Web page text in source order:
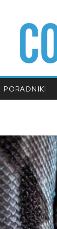
PORADNIKI